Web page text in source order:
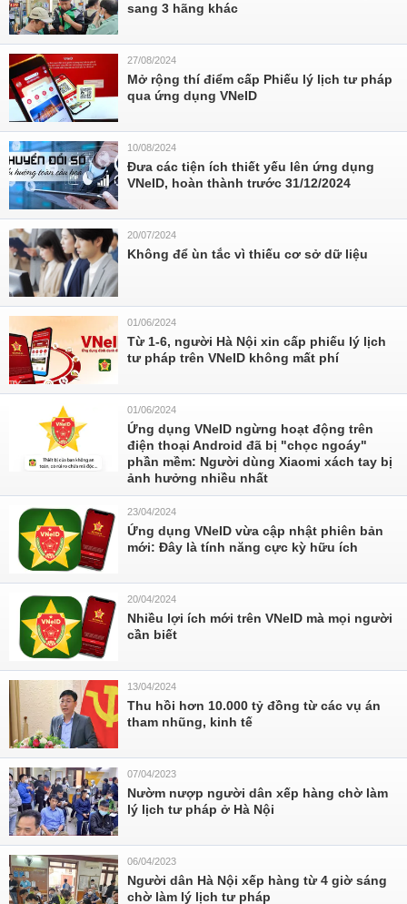
sang 3 hãng khác
27/08/2024
Mở rộng thí điểm cấp Phiếu lý lịch tư pháp
qua ứng dụng VNeID
10/08/2024
Đưa các tiện ích thiết yếu lên ứng dụng
VNeID, hoàn thành trước 31/12/2024
20/07/2024
Không để ùn tắc vì thiếu cơ sở dữ liệu
01/06/2024
Từ 1-6, người Hà Nội xin cấp phiếu lý lịch
tư pháp trên VNeID không mất phí
01/06/2024
Ứng dụng VNeID ngừng hoạt động trên
điện thoại Android đã bị "chọc ngoáy"
phần mềm: Người dùng Xiaomi xách tay bị
ảnh hưởng nhiều nhất
23/04/2024
Ứng dụng VNeID vừa cập nhật phiên bản
mới: Đây là tính năng cực kỳ hữu ích
20/04/2024
Nhiều lợi ích mới trên VNeID mà mọi người
cần biết
13/04/2024
Thu hồi hơn 10.000 tỷ đồng từ các vụ án
tham nhũng, kinh tế
07/04/2023
Nườm nượp người dân xếp hàng chờ làm
lý lịch tư pháp ở Hà Nội
06/04/2023
Người dân Hà Nội xếp hàng từ 4 giờ sáng
chờ làm lý lịch tư pháp